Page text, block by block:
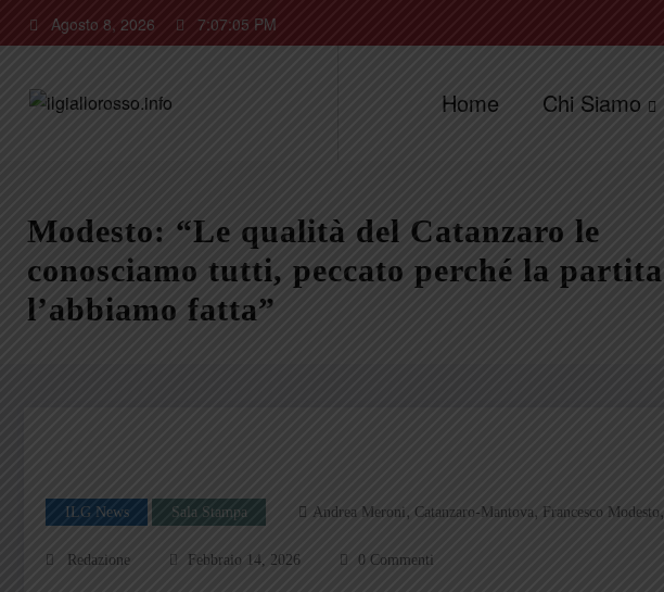
al
Agosto 8, 2026 7:07:06 PM
Home Chi Siamo
Modesto: “Le qualità del Catanzaro le
conosciamo tutti, peccato perché la partita
l’abbiamo fatta”
ILG News Sala Stampa Andrea Meroni , Catanzaro-Mantova, Francesco Modesto,
Redazione Febbraio 14, 2026 0 Commenti